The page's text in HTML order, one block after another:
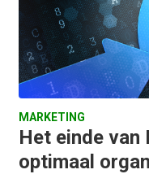
MARKETING
Het einde van
optimaal